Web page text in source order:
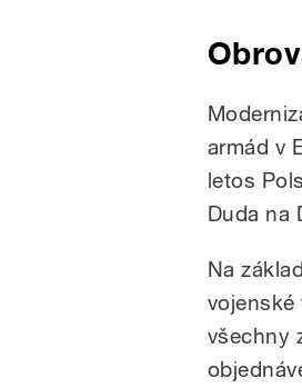
armád v
letos
Duda na
Na
vojenské
všechny